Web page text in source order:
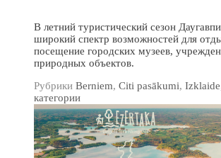
В летний туристический сезон
широкий спектр возможностей для
посещение городских музеев,
природных объектов.
Рубрики Berniem, Citi pasākumi, Izklaide
категории